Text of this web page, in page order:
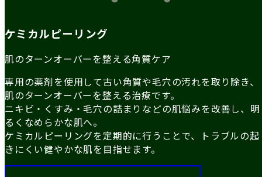
ケミカルピーリング
肌のターンオーバーを整える角質ケア
専用の薬剤を使用して古い角質や毛穴の汚れを取り除き、
肌のターンオーバーを整える治療です。
ニキビ・くすみ・毛穴の詰まりなどの肌悩みを改善し、明
るくなめらかな肌へ。
ケミカルピーリングを定期的に行うことで、トラブルの起
きにくい健やかな肌を目指せます。